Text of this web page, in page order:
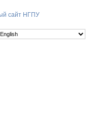
сайт НГПУ